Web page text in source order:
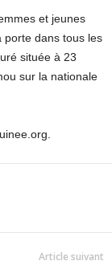
et jeunes
porte dans tous les
située à 23
sur la nationale
Article suivant